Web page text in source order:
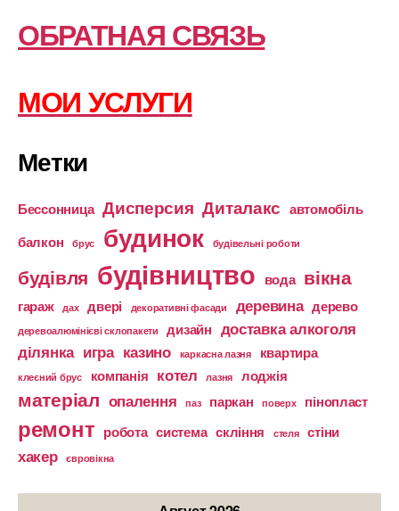
ОБРАТНАЯ СВЯЗЬ
МОИ УСЛУГИ
Метки
Бессонница Дисперсия Диталакс автомобіль
балкон
брус будинок будівельні роботи
будівля будівництво вода вікна
гараж дах двері декоративні фасади деревина дерево
деревоалюмінієві склопакети дизайн доставка алкоголя
ділянка игра казино каркасна лазня квартира
клеєний брус компанія котел лазня лоджія
матеріал опалення паз паркан поверх пінопласт
ремонт робота система скління стеля стіни
хакер євровікна